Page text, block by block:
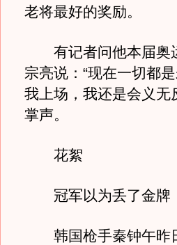
老将最好的奖励。
有记者问他本届奥
宗亮说：“现在一切都
我上场，我还是会义无
掌声。
花絮
冠军以为丢了金牌
韩国枪手秦钟午昨